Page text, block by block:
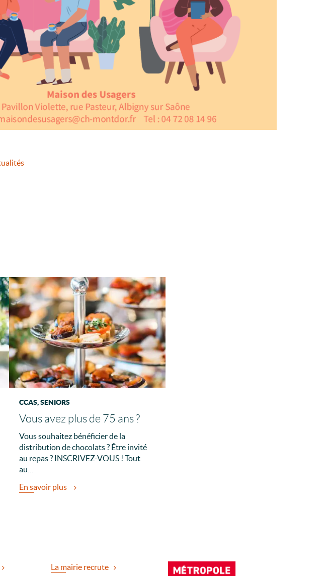
CCAS, SENIORS
Vous avez plus de 75 ans ?
Vous souhaitez bénéficier de la
distribution de chocolats ? Être invité
au repas ? INSCRIVEZ-VOUS ! Tout
au…
En savoir plus
La mairie recrute